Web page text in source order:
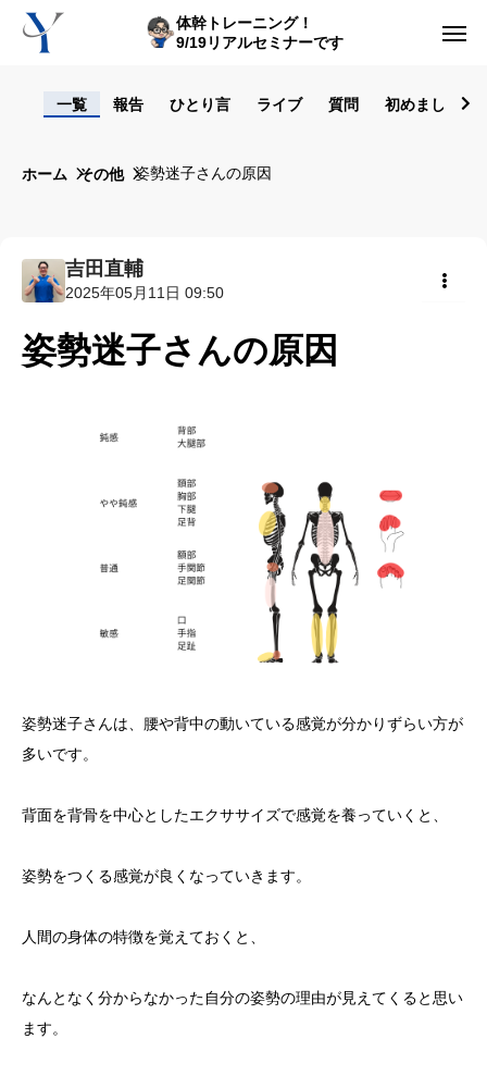
体幹トレーニング！
9/19リアルセミナーです
一覧 報告 ひとり言 ライブ 質問 初めまして！
ホーム その他 姿勢迷子さんの原因
吉田直輔
2025年05月11日 09:50
姿勢迷子さんの原因
姿勢迷子さんは、腰や背中の動いている感覚が分かりずらい方が
多いです。
背面を背骨を中心としたエクササイズで感覚を養っていくと、
姿勢をつくる感覚が良くなっていきます。
人間の身体の特徴を覚えておくと、
なんとなく分からなかった自分の姿勢の理由が見えてくると思い
ます。
ライブレッスン
入会方法